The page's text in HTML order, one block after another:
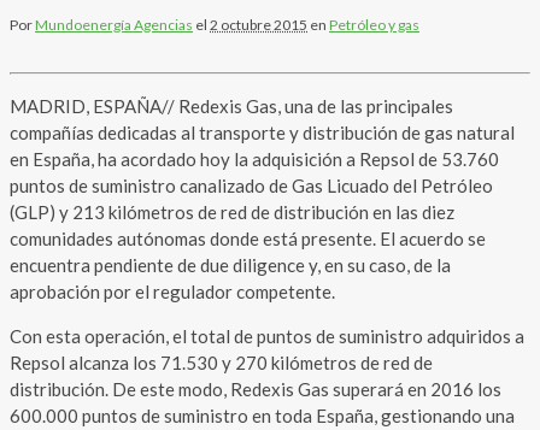
PorMundoenergía Agencias el 2 octubre 2015 en Petróleo y gas
MADRID, ESPAÑA// Redexis Gas, una de las principales
compañías dedicadas al transporte y distribución de gas natural
en España, ha acordado hoy la adquisición a Repsol de 53.760
puntos de suministro canalizado de Gas Licuado del Petróleo
(GLP) y 213 kilómetros de red de distribución en las diez
comunidades autónomas donde está presente. El acuerdo se
encuentra pendiente de due diligence y, en su caso, de la
aprobación por el regulador competente.
Con esta operación, el total de puntos de suministro adquiridos a
Repsol alcanza los 71.530 y 270 kilómetros de red de
distribución. De este modo, Redexis Gas superará en 2016 los
600.000 puntos de suministro en toda España, gestionando una